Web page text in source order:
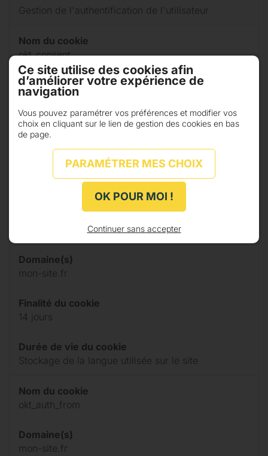
Gestion de l'authentification de l'utilisateur
Nom du cookie
okt_consent
Domaine(s)
mon-site.fr
Finalité du cookie
1 an
Durée de vie du cookie
Gestion du consentement de l'utilisateur
Nom du cookie
Domaine(s)
mon-site.fr
Finalité du cookie
14 jours
Durée de vie du cookie
Stockage de la langue utilisée sur le site
Nom du cookie
okt_auth_from
Domaine(s)
mon-site.fr
Ce site utilise des cookies afin
d’améliorer votre expérience de
navigation
Vous pouvez paramétrer vos préférences et modifier vos
choix en cliquant sur le lien de gestion des cookies en bas
de page.
PARAMÉTRER MES CHOIX
OK POUR MOI !
Continuer sans accepter